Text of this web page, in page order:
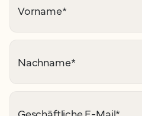
Vorname*
Nachname*